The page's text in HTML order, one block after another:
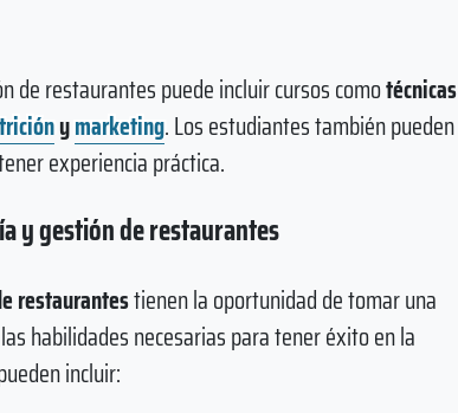
de restaurantes puede incluir cursos comotécnicas
ymarketing. Los estudiantes también pueden
experiencia práctica.
y gestión de restaurantes
restaurantestienen la oportunidad de tomar una
habilidades necesarias para tener éxito en la
incluir: